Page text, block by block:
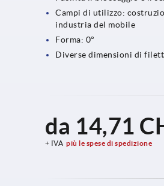
Campi di utilizzo:
industria del mobile
Forma: 0°
Diverse dimensioni di
da 14,71
+ IVA più le spese di spedizione